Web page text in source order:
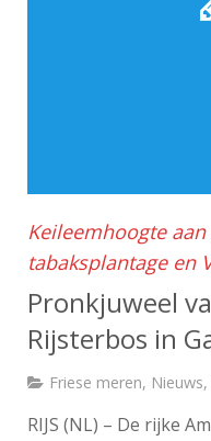
Keileemhoogte aan
tabaksplantage en
Pronkjuweel
Rijsterbos in
Friese meren, Nieuws,
RIJS (NL) – De rijke